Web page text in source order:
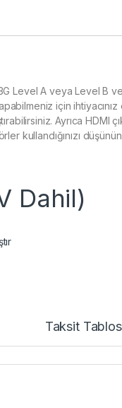
Level A veya Level B
için
Ayrıca HDMI
kullandığınızı
Dahil)
Taksit